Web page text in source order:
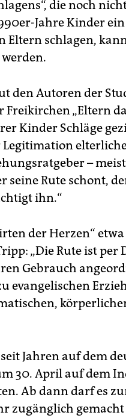
die noch
Jahre Kinder
Eltern schlagen,
den Autoren der
Freikirchen „Eltern
Kinder Schläge
Legitimation
–
seine Rute schont,
ihn.“
der Herzen“
„Die Rute ist per
Gebrauch
evangelischen
Jahren auf dem
30. April auf dem
Ab dann darf es
zugänglich gemacht